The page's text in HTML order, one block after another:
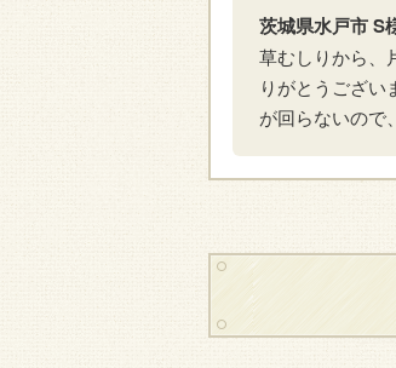
茨城県水戸市 S
草むしりから、
りがとうござい
が回らないので